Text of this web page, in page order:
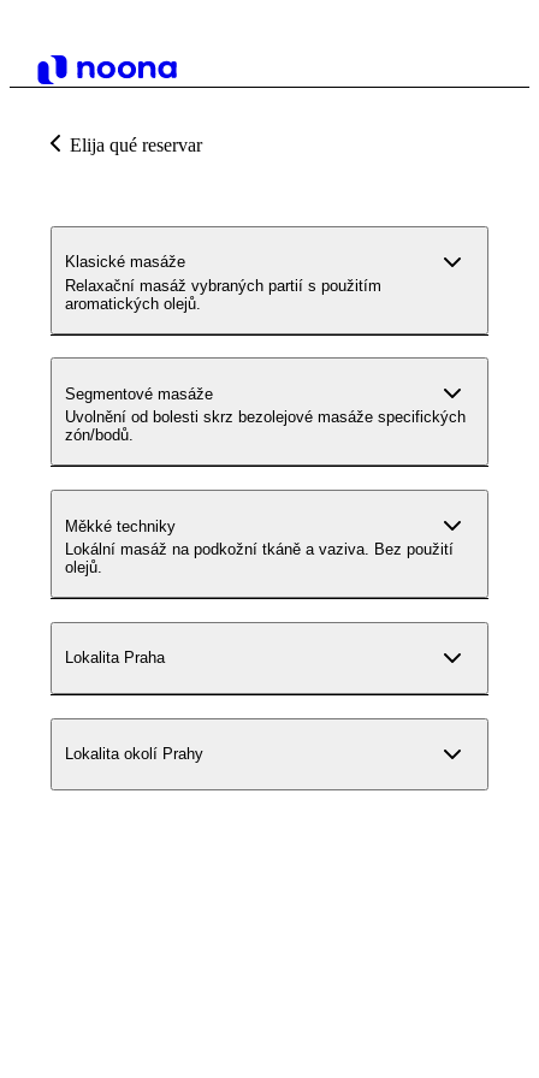
Elija qué reservar
Klasické masáže
Relaxační masáž vybraných partií s použitím
aromatických olejů.
Segmentové masáže
Uvolnění od bolesti skrz bezolejové masáže specifických
zón/bodů.
Měkké techniky
Lokální masáž na podkožní tkáně a vaziva. Bez použití
olejů.
Lokalita Praha
Lokalita okolí Prahy